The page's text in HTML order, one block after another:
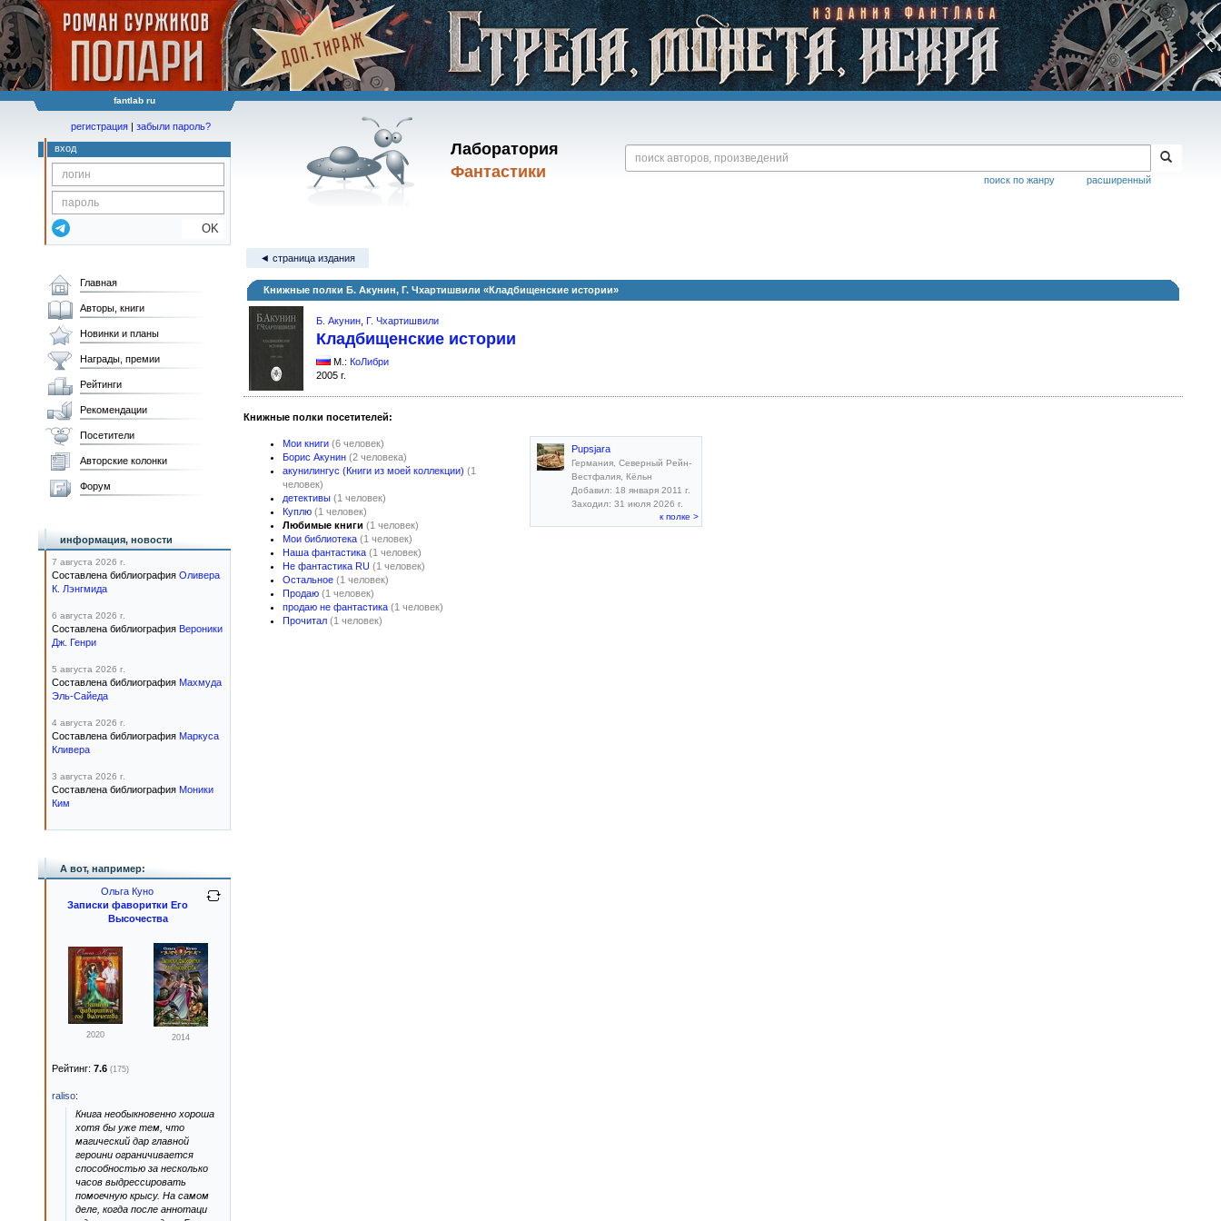
fantlab ru
Лаборатория
Фантастики
расширенный
поиск по жанру
регистрация | забыли пароль?
вход
OK
◄ страница издания
Книжные полки Б. Акунин, Г. Чхартишвили «Кладбищенские истории»
Б. Акунин Г. Чхартишвили
Кладбищенские истории
М.: КоЛибри
2005 г.
Книжные полки посетителей:
Мои книги (6 человек)
Борис Акунин (2 человека)
акунилингус (Книги из моей коллекции) (1
человек)
детективы (1 человек)
Куплю (1 человек)
Любимые книги (1 человек)
Мои библиотека (1 человек)
Наша фантастика (1 человек)
Не фантастика RU (1 человек)
Остальное (1 человек)
Продаю (1 человек)
продаю не фантастика (1 человек)
Прочитал (1 человек)
Pupsjara
Германия, Северный Рейн-
Вестфалия, Кёльн
Добавил: 18 января 2011 г.
Заходил: 31 июля 2026 г.
к полке >
Главная
Авторы, книги
Новинки и планы
Награды, премии
Рейтинги
Рекомендации
Посетители
Авторские колонки
Форум
информация, новости
7 августа 2026 г.
Составлена библиография Оливера
К. Лэнгмида
6 августа 2026 г.
Составлена библиография Вероники
Дж. Генри
5 августа 2026 г.
Составлена библиография Махмуда
Эль-Сайеда
4 августа 2026 г.
Составлена библиография Маркуса
Кливера
3 августа 2026 г.
Составлена библиография Моники
Ким
А вот, например:
Ольга Куно
Записки фаворитки Его
Высочества
2020 2014
Рейтинг: 7.6 (175)
raliso:
Книга необыкновенно хороша
хотя бы уже тем, что
магический дар главной
героини ограничивается
способностью за несколько
часов выдрессировать
помоечную крысу. На самом
деле, когда после аннотаци